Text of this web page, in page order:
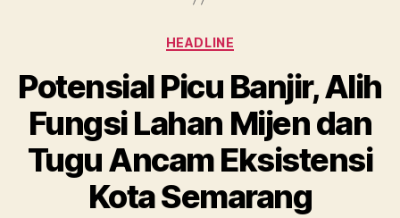
Categories
HEADLINE
Potensial Picu Banjir, Alih
Fungsi Lahan Mijen dan
Tugu Ancam Eksistensi
Kota Semarang